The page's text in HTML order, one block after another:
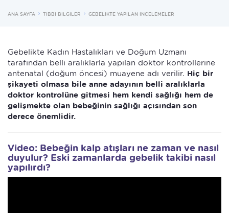
ANA SAYFA TIBBİ BİLGİLER GEBELİKTE YAPILAN İNCELEMELER
Gebelikte Kadın Hastalıkları ve Doğum Uzmanı
tarafından belli aralıklarla yapılan doktor kontrollerine
antenatal (doğum öncesi) muayene adı verilir. Hiç bir
şikayeti olmasa bile anne adayının belli aralıklarla
doktor kontrolüne gitmesi hem kendi sağlığı hem de
gelişmekte olan bebeğinin sağlığı açısından son
derece önemlidir.
Video: Bebeğin kalp atışları ne zaman ve nasıl
duyulur? Eski zamanlarda gebelik takibi nasıl
yapılırdı?